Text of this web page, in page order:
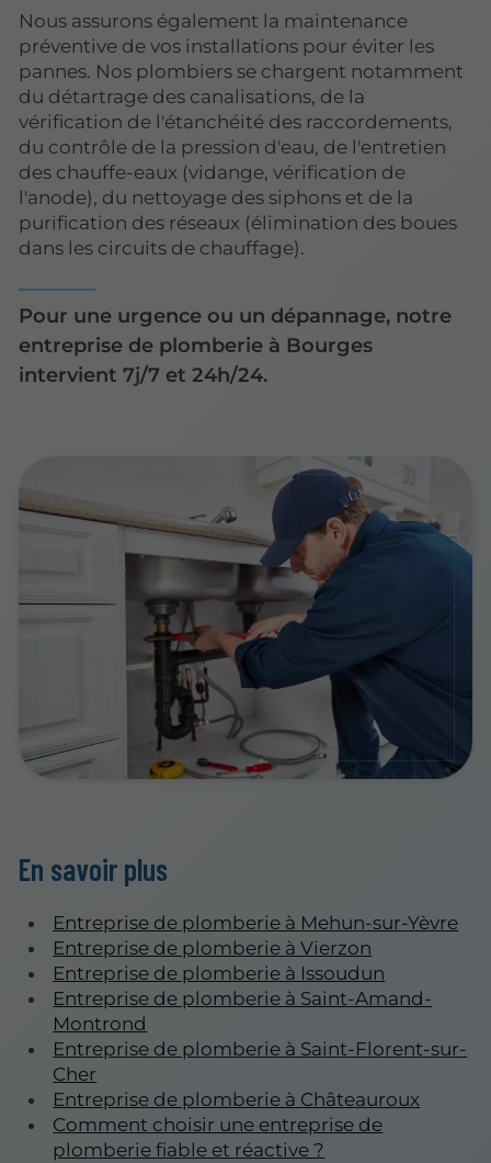
Nous assurons également la maintenance
préventive de vos installations pour éviter les
pannes. Nos plombiers se chargent notamment
du détartrage des canalisations, de la
vérification de l'étanchéité des raccordements,
du contrôle de la pression d'eau, de l'entretien
des chauffe-eaux (vidange, vérification de
l'anode), du nettoyage des siphons et de la
purification des réseaux (élimination des boues
dans les circuits de chauffage).
Pour une urgence ou un dépannage, notre
entreprise de plomberie à Bourges
intervient 7j/7 et 24h/24.
En savoir plus
Entreprise de plomberie à Mehun-sur-Yèvre
Entreprise de plomberie à Vierzon
Entreprise de plomberie à Issoudun
Entreprise de plomberie à Saint-Amand-
Montrond
Entreprise de plomberie à Saint-Florent-sur-
Cher
Entreprise de plomberie à Châteauroux
Comment choisir une entreprise de
plomberie fiable et réactive ?